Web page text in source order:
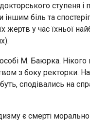
ступеня і
біль та
у час їхньої
М. Баюрка. Нікого
з боку ректорки.
сподівались на
є смерті